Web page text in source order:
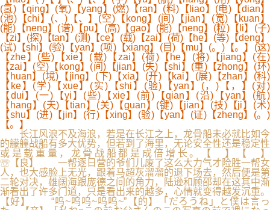
(氢)【qing】(氧)【yang】(燃)【ran】(料)【liao】(电)【dian】
(池)【chi】(、)【、】(空)【kong】(间)【jian】(宽)【kuan】
(能)【neng】(谱)【pu】(高)【gao】(能)【neng】(粒)【li】(子)
【zi】(探)【tan】(测)【ce】(载)【zai】(荷)【he】(等)【deng】
(试)【shi】(验)【yan】(项)【xiang】(目)【mu】(。)【。】(这)
【zhe】(些)【xie】(载)【zai】(荷)【he】(将)【jiang】(在)
【zai】(空)【kong】(间)【jian】(失)【shi】(重)【zhong】(环)
【huan】(境)【jing】(下)【xia】(开)【kai】(展)【zhan】(科)
【ke】(学)【xue】(实)【shi】(验)【yan】(，)【，】(对)
【dui】(一)【yi】(些)【xie】(前)【qian】(沿)【yan】(航)
【hang】(天)【tian】(关)【guan】(键)【jian】(技)【ji】(术)
【shu】(进)【jin】(行)【xing】(验)【yan】(证)【zheng】(。)
【。】
长江风浪不及海浪，若是在长江之上，龙骨船未必就比如今
的艨艟战船有多大优势，但若到了海里，无论安全性还是稳定性
或是载重量，龙骨战船都是成倍增长。【 】【 】
☏【良】 一帮逐日营的爷们儿废了这么大力气才险胜一帮女
人，也大感脸上无光，跟着马超灰溜溜的退下场去，然后便是第
二轮对决，雄阔海跟庞德之间的角力，陆逊和顾邵却在这其中渐
渐看出了许多门道，只是看出来的越多，心情就变得越发沉重。
【好】 “呜~呜呜~呜呜~”【的】「だろうね」と僕は言っ